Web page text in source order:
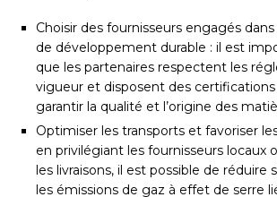
Choisir des fournisseurs engagés
de développement durable : il est
que les partenaires respectent les
vigueur et disposent des
garantir la qualité et l’origine des
Optimiser les transports et favoriser
en privilégiant les fournisseurs locaux
les livraisons, il est possible de
les émissions de gaz à effet de serre